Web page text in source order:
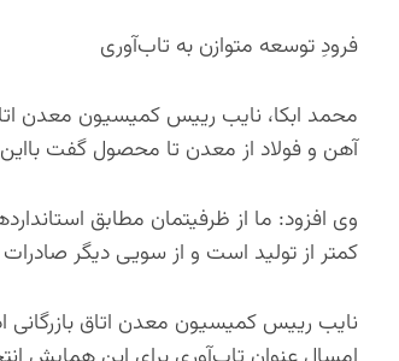
فرودِ توسعه متوازن به تاب‌آوری
محمد ابکا، نایب رییس کمیسیون معدن
آهن و فولاد از معدن تا محصول گفت
وی افزود: ما از ظرفیتمان مطابق
کمتر از تولید است و از سویی دیگر
نایب رییس کمیسیون معدن اتاق بازرگانی